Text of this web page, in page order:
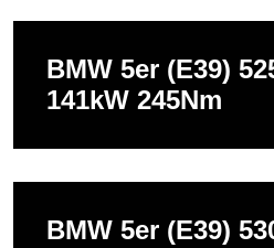
BMW 5er (E39)
141kW 245Nm
BMW 5er (E39)